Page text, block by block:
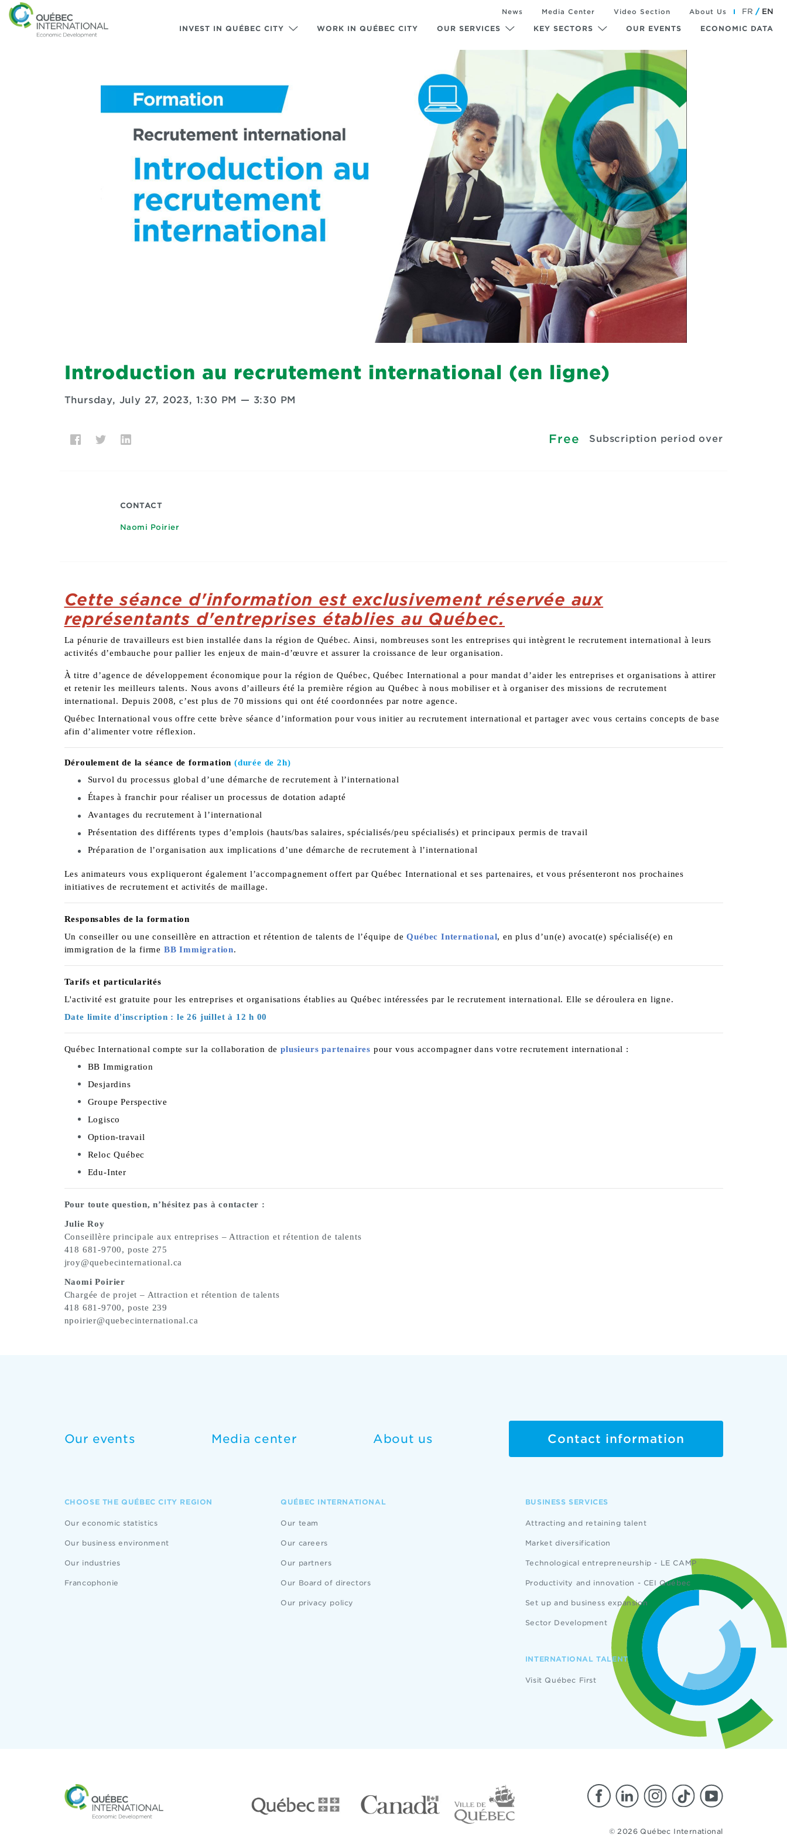
INVEST IN QUÉBEC CITY WORK IN QUÉBEC CITY OUR SERVICES KEY SECTORS OUR EVENTS ECONOMIC DATA
News Media Center Video Section About Us FR EN
Introduction au recrutement international (en ligne)
Thursday, July 27, 2023, 1:30 PM — 3:30 PM
Free Subscription period over
CONTACT
Naomi Poirier
Cette séance d'information est exclusivement réservée aux
représentants d'entreprises établies au Québec.
La pénurie de travailleurs est bien installée dans la région de Québec. Ainsi, nombreuses sont les entreprises qui intègrent le recrutement international à leurs
activités d’embauche pour pallier les enjeux de main-d’œuvre et assurer la croissance de leur organisation.
À titre d’agence de développement économique pour la région de Québec, Québec International a pour mandat d’aider les entreprises et organisations à attirer
et retenir les meilleurs talents. Nous avons d’ailleurs été la première région au Québec à nous mobiliser et à organiser des missions de recrutement
international. Depuis 2008, c’est plus de 70 missions qui ont été coordonnées par notre agence.
Québec International vous offre cette brève séance d’information pour vous initier au recrutement international et partager avec vous certains concepts de base
afin d’alimenter votre réflexion.
Déroulement de la séance de formation (durée de 2h)
Survol du processus global d’une démarche de recrutement à l’international
Étapes à franchir pour réaliser un processus de dotation adapté
Avantages du recrutement à l’international
Présentation des différents types d’emplois (hauts/bas salaires, spécialisés/peu spécialisés) et principaux permis de travail
Préparation de l’organisation aux implications d’une démarche de recrutement à l’international
Les animateurs vous expliqueront également l’accompagnement offert par Québec International et ses partenaires, et vous présenteront nos prochaines
initiatives de recrutement et activités de maillage.
Responsables de la formation
Un conseiller ou une conseillère en attraction et rétention de talents de l’équipe deQuébec International, en plus d’un(e) avocat(e) spécialisé(e) en
immigration de la firme BB Immigration.
Tarifs et particularités
L'activité est gratuite pour les entreprises et organisations établies au Québec intéressées par le recrutement international. Elle se déroulera en ligne.
Date limite d'inscription : le 26 juillet à 12 h 00
Québec International compte sur la collaboration deplusieurs partenaires pour vous accompagner dans votre recrutement international :
BB Immigration
Desjardins
Groupe Perspective
Logisco
Option-travail
Reloc Québec
Edu-Inter
Pour toute question, n’hésitez pas à contacter :
Julie Roy
Conseillère principale aux entreprises – Attraction et rétention de talents
418 681-9700, poste 275
jroy@quebecinternational.ca
Naomi Poirier
Chargée de projet – Attraction et rétention de talents
418 681-9700, poste 239
npoirier@quebecinternational.ca
Our events Media center About us Contact information
CHOOSE THE QUÉBEC CITY REGION
Our economic statistics
Our business environment
Our industries
Francophonie
QUÉBEC INTERNATIONAL
Our team
Our careers
Our partners
Our Board of directors
Our privacy policy
BUSINESS SERVICES
Attracting and retaining talent
Market diversification
Technological entrepreneurship - LE CAMP
Productivity and innovation - CEI Québec
Set up and business expansion
Sector Development
INTERNATIONAL TALENT
Visit Québec First
© 2026 Québec International